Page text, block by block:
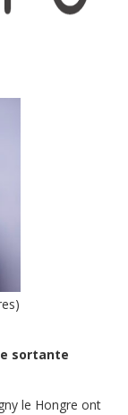
sortante
le Hongre ont